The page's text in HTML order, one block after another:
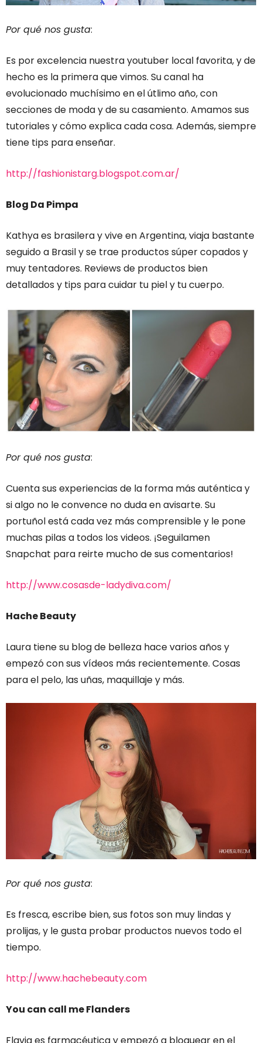
Por qué nos gusta:
Es por excelencia nuestra youtuber local favorita, y de
hecho es la primera que vimos. Su canal ha
evolucionado muchísimo en el útlimo año, con
secciones de moda y de su casamiento. Amamos sus
tutoriales y cómo explica cada cosa. Además, siempre
tiene tips para enseñar.
http://fashionistarg.blogspot.com.ar/
Blog Da Pimpa
Kathya es brasilera y vive en Argentina, viaja bastante
seguido a Brasil y se trae productos súper copados y
muy tentadores. Reviews de productos bien
detallados y tips para cuidar tu piel y tu cuerpo.
Por qué nos gusta:
Cuenta sus experiencias de la forma más auténtica y
si algo no le convence no duda en avisarte. Su
portuñol está cada vez más comprensible y le pone
muchas pilas a todos los videos. ¡Seguilamen
Snapchat para reirte mucho de sus comentarios!
http://www.cosasde-ladydiva.com/
Hache Beauty
Laura tiene su blog de belleza hace varios años y
empezó con sus vídeos más recientemente. Cosas
para el pelo, las uñas, maquillaje y más.
Por qué nos gusta:
Es fresca, escribe bien, sus fotos son muy lindas y
prolijas, y le gusta probar productos nuevos todo el
tiempo.
http://www.hachebeauty.com
You can call me Flanders
Flavia es farmacéutica y empezó a bloguear en el